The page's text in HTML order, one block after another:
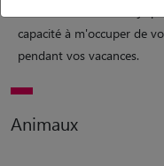
capacité à m'occuper de
pendant vos vacances.
Animaux